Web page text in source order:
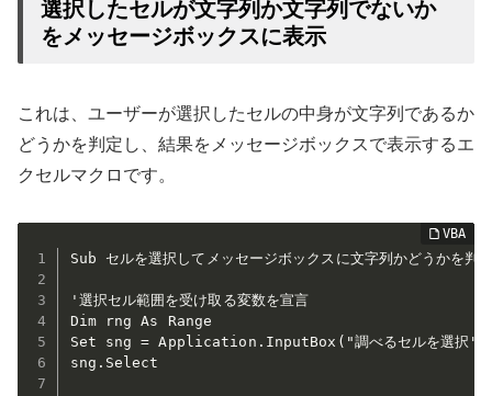
選択したセルが文字列か文字列でないか
をメッセージボックスに表示
これは、ユーザーが選択したセルの中身が文字列であるか
どうかを判定し、結果をメッセージボックスで表示するエ
クセルマクロです。
Sub セルを選択してメッセージボックスに文字列かどうかを判
'選択セル範囲を受け取る変数を宣言
Dim rng As Range
Set sng = Application.InputBox("調べるセルを選択
sng.Select